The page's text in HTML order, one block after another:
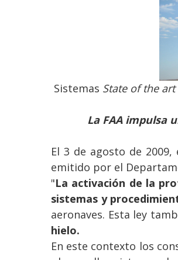
Sistemas State of the art
La FAA impulsa
El 3 de agosto de
emitido por el
"La activación de la
sistemas y
aeronaves. Esta ley
hielo.
En este contexto los